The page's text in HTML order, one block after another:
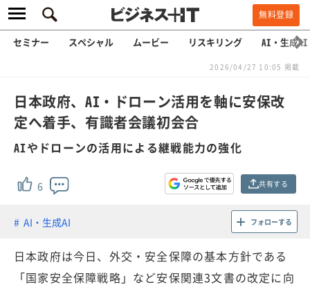
無料登録
セミナー スペシャル ムービー リスキリング AI・生成AI
2026/04/27 10:05 掲載
日本政府、AI・ドローン活用を軸に安保改
定へ着手、有識者会議初会合
AIやドローンの活用による継戦能力の強化
6 共有する
AI・生成AI フォローする
日本政府は今日、外交・安全保障の基本方針である
「国家安全保障戦略」など安保関連3文書の改定に向